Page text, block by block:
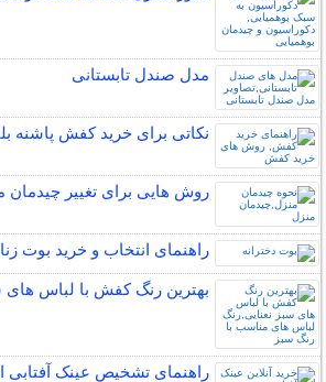
مدل صندل تابستانی
نکاتی برای خرید کفش پاشنه
روش هایی برای تغییر چیدمان
راهنمای انتخاب و خرید بوت
بهترین رنگ کفش با لباس های
راهنمای تشخیص عینک آفتابی